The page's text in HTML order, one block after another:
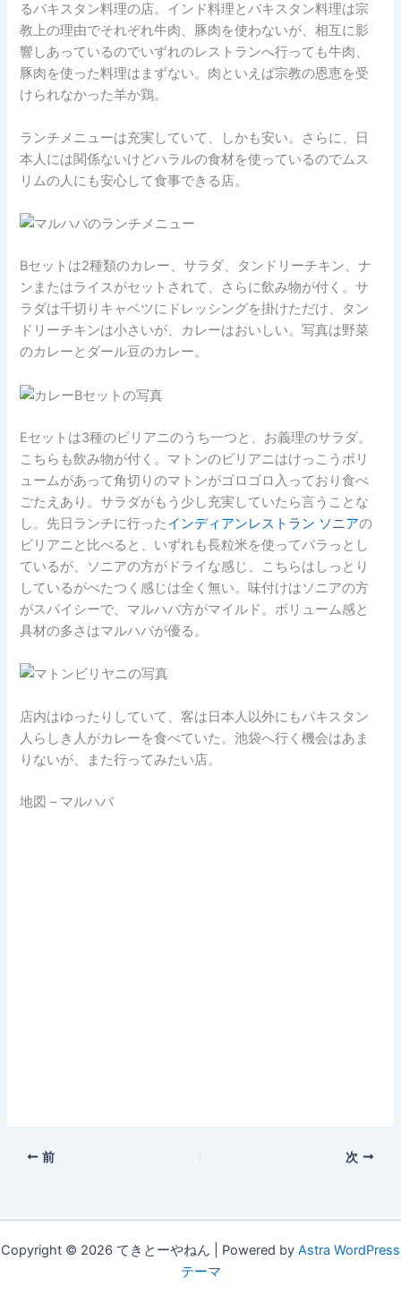
るパキスタン料理の店。インド料理とパキスタン料理は宗
教上の理由でそれぞれ牛肉、豚肉を使わないが、相互に影
響しあっているのでいずれのレストランへ行っても牛肉、
豚肉を使った料理はまずない。肉といえば宗教の恩恵を受
けられなかった羊か鶏。
ランチメニューは充実していて、しかも安い。さらに、日
本人には関係ないけどハラルの食材を使っているのでムス
リムの人にも安心して食事できる店。
Bセットは2種類のカレー、サラダ、タンドリーチキン、ナ
ンまたはライスがセットされて、さらに飲み物が付く。サ
ラダは千切りキャベツにドレッシングを掛けただけ、タン
ドリーチキンは小さいが、カレーはおいしい。写真は野菜
のカレーとダール豆のカレー。
Eセットは3種のビリアニのうち一つと、お義理のサラダ。
こちらも飲み物が付く。マトンのビリアニはけっこうボリ
ュームがあって角切りのマトンがゴロゴロ入っており食べ
ごたえあり。サラダがもう少し充実していたら言うことな
し。先日ランチに行ったインディアンレストラン ソニアの
ビリアニと比べると、いずれも長粒米を使ってパラっとし
ているが、ソニアの方がドライな感じ、こちらはしっとり
しているがべたつく感じは全く無い。味付けはソニアの方
がスパイシーで、マルハバ方がマイルド。ボリューム感と
具材の多さはマルハバが優る。
店内はゆったりしていて、客は日本人以外にもパキスタン
人らしき人がカレーを食べていた。池袋へ行く機会はあま
りないが、また行ってみたい店。
地図 – マルハバ
前 次
Copyright © 2026 てきとーやねん | Powered by Astra WordPress
テーマ